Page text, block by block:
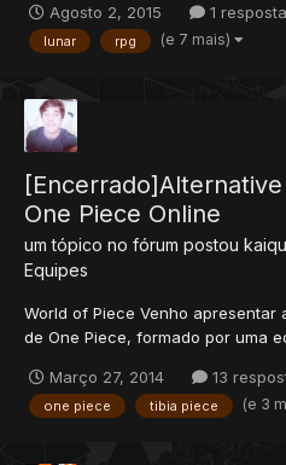
aventura e RPG, fui pesquisar e
então resolvi me mexer porque
Agosto 2, 2015 1 resposta
lunar rpg (e 7 mais)
One Piece Online
um tópico no fórum postou
Equipes
World of Piece Venho apresentar
de One Piece, formado por uma
nenhuma revisão por erro da
fechar, assim, vendendo-o para
Março 27, 2014 13
one piece tibia piece (e 3